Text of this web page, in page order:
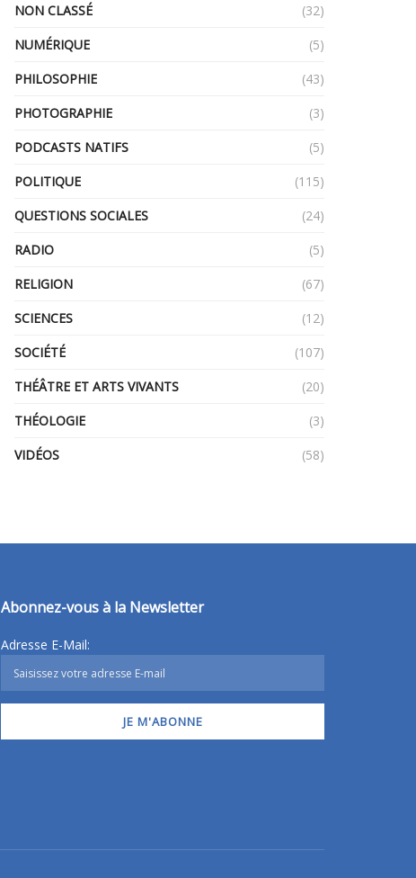
NON CLASSÉ
(32)
NUMÉRIQUE
(5)
PHILOSOPHIE
(43)
PHOTOGRAPHIE
(3)
PODCASTS NATIFS
(5)
POLITIQUE
(115)
QUESTIONS SOCIALES
(24)
RADIO
(5)
RELIGION
(67)
SCIENCES
(12)
SOCIÉTÉ
(107)
THÉÂTRE ET ARTS VIVANTS
(20)
THÉOLOGIE
(3)
VIDÉOS
(58)
Abonnez-vous à la Newsletter
Adresse E-Mail: